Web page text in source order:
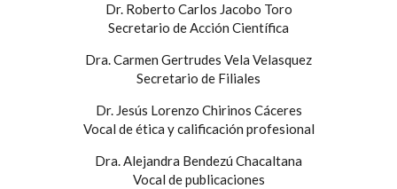
Dr. Roberto Carlos Jacobo Toro
Secretario de Acción Científica
Dra. Carmen Gertrudes Vela Velasquez
Secretario de Filiales
Dr. Jesús Lorenzo Chirinos Cáceres
Vocal de ética y calificación profesional
Dra. Alejandra Bendezú Chacaltana
Vocal de publicaciones